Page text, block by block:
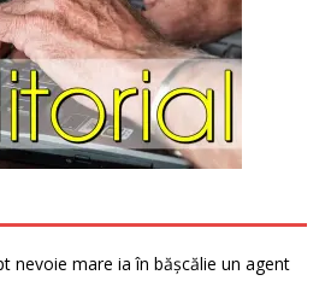
nevoie mare ia în bășcălie un agent